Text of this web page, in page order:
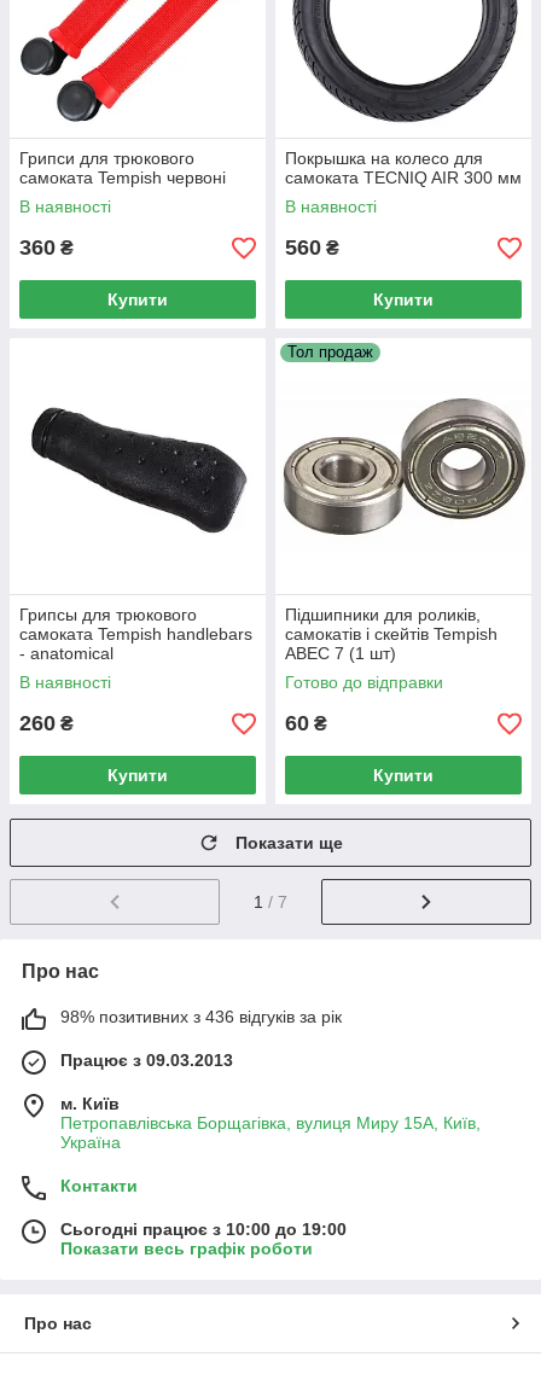
Грипси для трюкового
самоката Tempish червоні
В наявності
360 ₴
Купити
Покрышка на колесо для
самоката TECNIQ AIR 300 мм
В наявності
560 ₴
Купити
Грипсы для трюкового
самоката Tempish handlebars
- anatomical
В наявності
260 ₴
Купити
Тол продаж
Підшипники для роликів,
самокатів і скейтів Tempish
ABEC 7 (1 шт)
Готово до відправки
60 ₴
Купити
Показати ще
1 / 7
Про нас
98% позитивних з 436 відгуків за рік
Працює з 09.03.2013
м. Київ
Петропавлівська Борщагівка, вулиця Миру 15А, Київ,
Україна
Контакти
Сьогодні працює з 10:00 до 19:00
Показати весь графік роботи
Про нас